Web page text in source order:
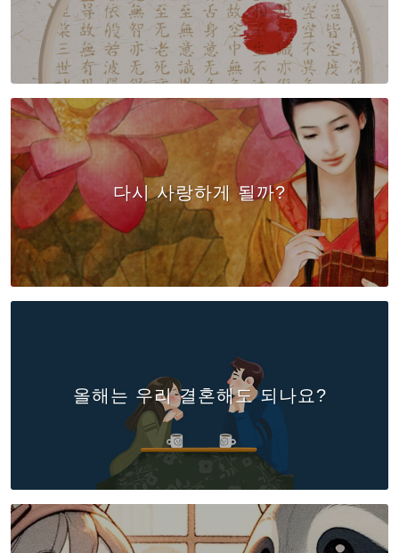
다시 사랑하게 될까?
올해는 우리 결혼해도 되나요?